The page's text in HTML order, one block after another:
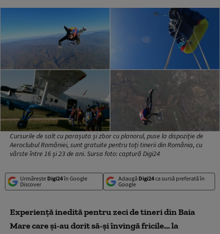
Cursurile de salt cu parașuta și zbor cu planorul, puse la dispoziție de
Aeroclubul României, sunt gratuite pentru toți tinerii din România, cu
vârste între 16 și 23 de ani. Sursa foto: captură Digi24
Urmărește Digi24în Google
Discover
Adaugă Digi24ca sursă preferată în
Google
Experiență inedită pentru zeci de tineri din Baia
Mare care și-au dorit să-și învingă fricile... la